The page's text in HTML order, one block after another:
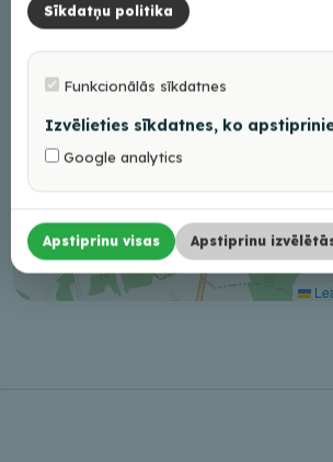
Sīkdatņu politika
Funkcionālās sīkdatnes
Izvēlieties sīkdatnes, ko
Google analytics
Apstiprinu visas Apstiprinu